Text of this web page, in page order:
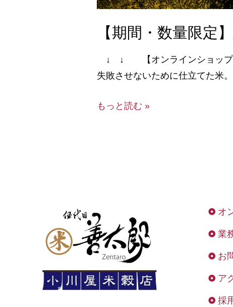
【期間・数量限定
↓ ↓ 【オンラインショップ】
失敗させないために仕立てた米
もっと読む »
オ
業
お
ア
採